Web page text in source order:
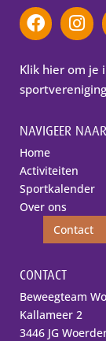
Klik hier om je
NAVIGEER NAAR
Home
Activiteiten
Sportkalender
Over ons
Contact
CONTACT
Beweegteam
Kallameer 2
3446 JG